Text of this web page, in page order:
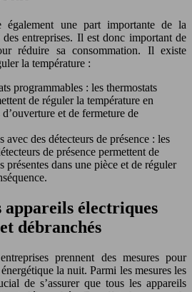
également une part importante de la
entreprises. Il est donc important de
réduire sa consommation. Il existe
la température :
programmables : les thermostats
de réguler la température en
et de fermeture de
avec des détecteurs de présence : les
de présence permettent de
présentes dans une pièce et de réguler
appareils électriques
débranchés
prennent des mesures pour
la nuit. Parmi les mesures les
de s’assurer que tous les appareils